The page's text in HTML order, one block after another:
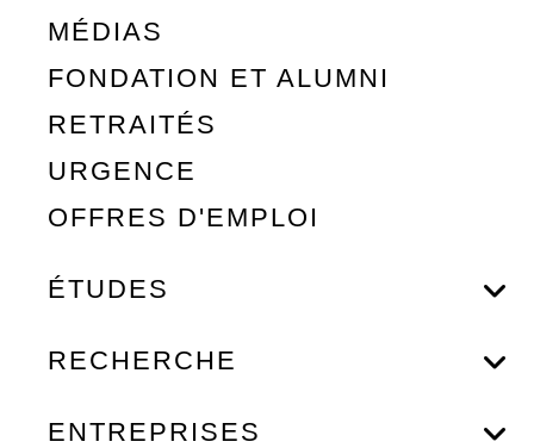
MÉDIAS
FONDATION ET ALUMNI
RETRAITÉS
URGENCE
OFFRES D'EMPLOI
ÉTUDES
RECHERCHE
ENTREPRISES